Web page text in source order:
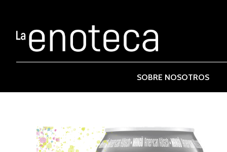
SOBRE NOSOTROS